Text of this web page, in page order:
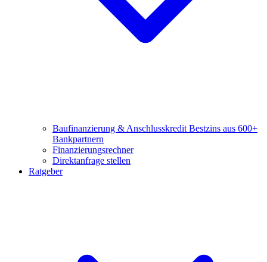
Baufinanzierung & Anschlusskredit Bestzins aus 600+
Bankpartnern
Finanzierungsrechner
Direktanfrage stellen
Ratgeber